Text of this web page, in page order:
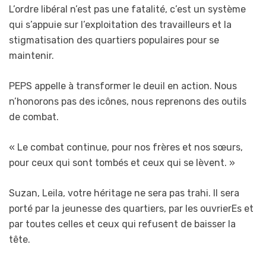
L’ordre libéral n’est pas une fatalité, c’est un système
qui s’appuie sur l’exploitation des travailleurs et la
stigmatisation des quartiers populaires pour se
maintenir.
PEPS appelle à transformer le deuil en action. Nous
n’honorons pas des icônes, nous reprenons des outils
de combat.
« Le combat continue, pour nos frères et nos sœurs,
pour ceux qui sont tombés et ceux qui se lèvent. »
Suzan, Leila, votre héritage ne sera pas trahi. Il sera
porté par la jeunesse des quartiers, par les ouvrierEs et
par toutes celles et ceux qui refusent de baisser la
tête.